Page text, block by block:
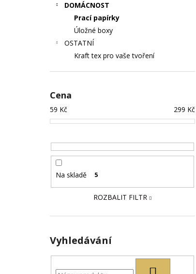
DOMÁCNOST
Prací papírky
Úložné boxy
OSTATNÍ
Kraft tex pro vaše tvoření
Cena
59 Kč 299 Kč
Na skladě 5
ROZBALIT FILTR
Vyhledávání